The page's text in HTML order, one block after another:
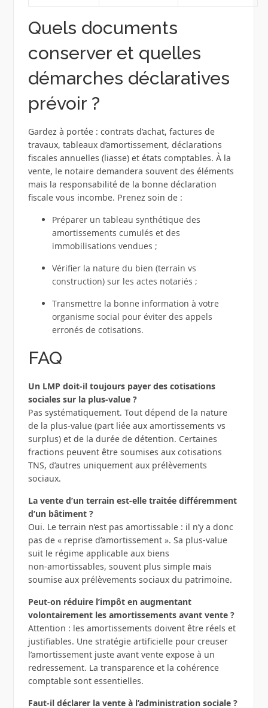
Quels documents
conserver et quelles
démarches déclaratives
prévoir ?
Gardez à portée : contrats d’achat, factures de
travaux, tableaux d’amortissement, déclarations
fiscales annuelles (liasse) et états comptables. À la
vente, le notaire demandera souvent des éléments
mais la responsabilité de la bonne déclaration
fiscale vous incombe. Prenez soin de :
Préparer un tableau synthétique des
amortissements cumulés et des
immobilisations vendues ;
Vérifier la nature du bien (terrain vs
construction) sur les actes notariés ;
Transmettre la bonne information à votre
organisme social pour éviter des appels
erronés de cotisations.
FAQ
Un LMP doit‑il toujours payer des cotisations
sociales sur la plus‑value ?
Pas systématiquement. Tout dépend de la nature
de la plus‑value (part liée aux amortissements vs
surplus) et de la durée de détention. Certaines
fractions peuvent être soumises aux cotisations
TNS, d’autres uniquement aux prélèvements
sociaux.
La vente d’un terrain est‑elle traitée différemment
d’un bâtiment ?
Oui. Le terrain n’est pas amortissable : il n’y a donc
pas de « reprise d’amortissement ». Sa plus‑value
suit le régime applicable aux biens
non‑amortissables, souvent plus simple mais
soumise aux prélèvements sociaux du patrimoine.
Peut‑on réduire l’impôt en augmentant
volontairement les amortissements avant vente ?
Attention : les amortissements doivent être réels et
justifiables. Une stratégie artificielle pour creuser
l’amortissement juste avant vente expose à un
redressement. La transparence et la cohérence
comptable sont essentielles.
Faut‑il déclarer la vente à l’administration sociale ?